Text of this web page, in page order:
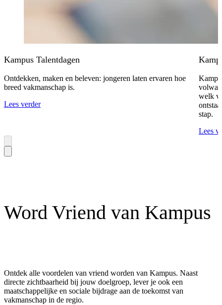
Kampus Talentdagen
Ontdekken, maken en beleven: jongeren laten ervaren hoe
breed vakmanschap is.
Lees verder
welk
stap.
Lees
Word Vriend van Kampus
Ontdek alle voordelen van vriend worden van Kampus. Naast
directe zichtbaarheid bij jouw doelgroep, lever je ook een
maatschappelijke en sociale bijdrage aan de toekomst van
vakmanschap in de regio.